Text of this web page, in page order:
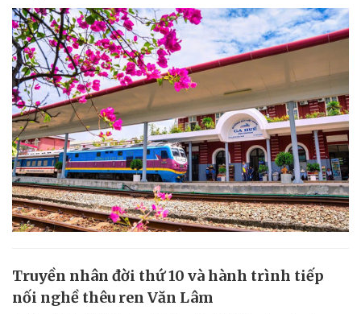
Truyền nhân đời thứ 10 và hành trình tiếp
nối nghề thêu ren Văn Lâm